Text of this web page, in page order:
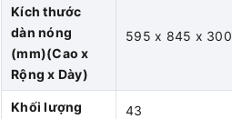
Kích thước
dàn nóng
(mm)(Cao x
Rộng x Dày)
595 x 845 x 300
Khối lượng
43